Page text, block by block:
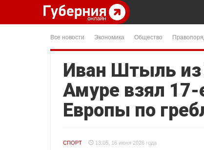
Все новости Экономика Общество
Иван Штыль
Амуре взял 17-
Европы по
СПОРТ 13:05, 16 июня 2026 года